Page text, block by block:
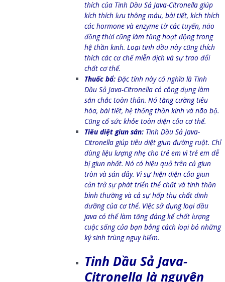
thích của Tinh Dầu Sả Java-Citronella giúp
kích thích lưu thông máu, bài tiết, kích thích
các hormone và enzyme từ các tuyến, não
đồng thời cũng làm tăng hoạt động trong
hệ thần kinh. Loại tinh dầu này cũng thích
thích các cơ chế miễn dịch và sự trao đổi
chất cơ thể.
Thuốc bổ: Đặc tính này có nghĩa là Tinh
Dầu Sả Java-Citronella có công dụng làm
săn chắc toàn thân. Nó tăng cường tiêu
hóa, bài tiết, hệ thống thần kinh và não bộ.
Cũng cố sức khỏe toàn diện của cơ thể.
Tiêu diệt giun sán: Tinh Dầu Sả Java-
Citronella giúp tiêu diệt giun đường ruột. Chỉ
dùng liệu lượng nhẹ cho trẻ em vì trẻ em dễ
bị giun nhất. Nó có hiệu quả trên cả giun
tròn và sán dây. Vì sự hiện diện của giun
cản trở sự phát triển thể chất và tinh thần
bình thường và cả sự hấp thụ chất dinh
dưỡng của cơ thể. Việc sử dụng loại dầu
java có thể làm tăng đáng kể chất lượng
cuộc sống của bạn bằng cách loại bỏ những
ký sinh trùng nguy hiểm.
Tinh Dầu Sả Java-
Citronella là nguyên